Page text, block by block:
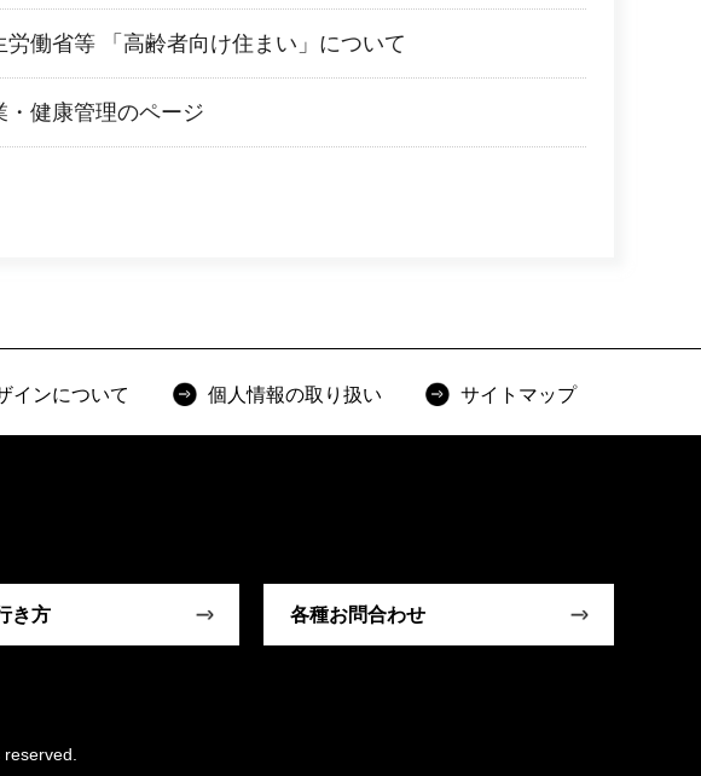
労働省等 「高齢者向け住まい」について
・健康管理のページ
インについて 個人情報の取り扱い サイトマップ
き方 各種お問合わせ